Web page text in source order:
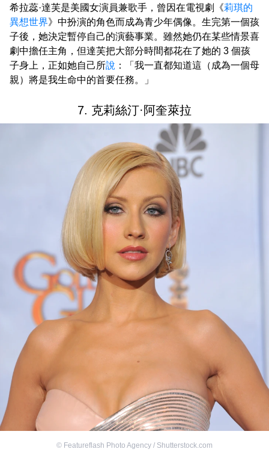
希拉蕊·達芙是美國女演員兼歌手，曾因在電視劇《莉琪的
異想世界》中扮演的角色而成為青少年偶像。生完第一個孩
子後，她決定暫停自己的演藝事業。雖然她仍在某些情景喜
劇中擔任主角，但達芙把大部分時間都花在了她的 3 個孩
子身上，正如她自己所說 ：「我一直都知道這（成為一個母
親）將是我生命中的首要任務。」
7. 克莉絲汀·阿奎萊拉
© Featureflash Photo Agency / Shutterstock.com